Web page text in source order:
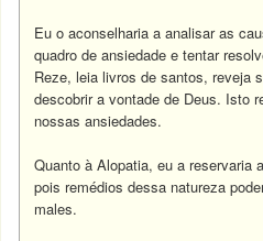
Eu o aconselharia a analisar as
quadro de ansiedade e tentar
Reze, leia livros de santos, reveja
descobrir a vontade de Deus. Isto
nossas ansiedades.
Quanto à Alopatia, eu a reservaria
pois remédios dessa natureza
males.